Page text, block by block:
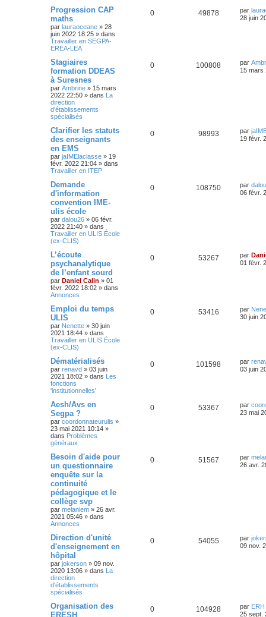
Progression CAP
maths
par lauraoceane » 28
juin 2022 18:25 » dans
Travailler en SEGPA-
EREA-LEA
0 49878 par
28 juin
Stagiaires
formation DDEAS
à Suresnes
par Ambrine » 15 mars
2022 22:50 » dans La
direction
d'établissements
spécialisés
0 100808 par
15 mars
Clarifier les statuts
des enseignants
en EMS
par jaIMElaclasse » 19
févr. 2022 21:04 » dans
Travailler en ITEP
0 98993 par
19 févr.
Demande
d'information
convention IME-
ulis école
par dalou26 » 06 févr.
2022 21:40 » dans
Travailler en ULIS École
(ex-CLIS)
0 108750 par
06 févr.
L’écoute
psychanalytique
de l’enfant sourd
par Daniel Calin » 01
févr. 2022 18:02 » dans
Annonces
0 53267 par
01 févr.
Emploi du temps
ULIS
par Nenette » 30 juin
2021 18:44 » dans
Travailler en ULIS École
(ex-CLIS)
0 53416 par
30 juin
Dématérialisés
par renavd » 03 juin
2021 18:02 » dans Les
fonctions
'institutionnelles'
0 101598 par
03 juin
Aesh/Avs en
Segpa ?
par coordonnateurulis »
23 mai 2021 10:14 »
dans Problèmes
généraux
0 53367 par
23 mai
Besoin d'aide pour
un questionnaire
enquête sur la
continuité
pédagogique et le
collège svp
par melaniem » 26 avr.
2021 05:46 » dans
Annonces
0 51567 par
26 avr.
Direction d'unité
d'enseignement en
hôpital
par jokerson » 09 nov.
2020 13:06 » dans La
direction
d'établissements
spécialisés
0 54055 par
09 nov.
Organisation des
ERESH
0 104928 par
25 sept.